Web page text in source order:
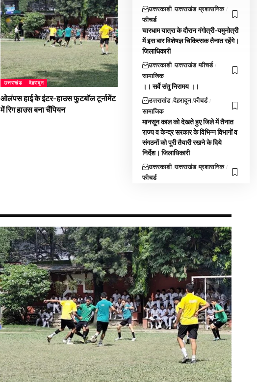
उत्तराखंड देहरादून
ओलंपस हाई के इंटर-हाउस फुटबॉल टूर्नामेंट
में रिग हाउस बना चैंपियन
उत्तरकाशी उत्तराखंड प्रशासनिक
फीचर्ड
चारधाम यात्रा के दौरान गंगोत्री-यमुनोत्री
में इस बार विशेषज्ञ चिकित्सक तैनात रहेंगे।
जिलाधिकारी
उत्तरकाशी उत्तराखंड फीचर्ड
सामाजिक
।। सर्वे संतु निरामय ।।
उत्तराखंड देहरादून फीचर्ड
सामाजिक
मानसून काल को देखते हुए जिले में तैनात
राज्य व केन्द्र सरकार के विभिन्न विभागों व
संगठनों को पूरी तैयारी रखने के दिये
निर्देश। जिलाधिकारी
उत्तरकाशी उत्तराखंड प्रशासनिक
फीचर्ड